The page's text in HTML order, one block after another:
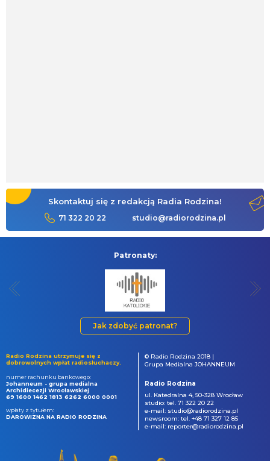
Skontaktuj się z redakcją Radia Rodzina!
71 322 20 22 studio@radiorodzina.pl
Patronaty:
Jak zdobyć patronat?
Radio Rodzina utrzymuje się z
dobrowolnych wpłat radiosłuchaczy.
numer rachunku bankowego:
Johanneum - grupa medialna
Archidiecezji Wrocławskiej
69 1600 1462 1813 6262 6000 0001
wpłaty z tytułem:
DAROWIZNA NA RADIO RODZINA
© Radio Rodzina 2018 |
Grupa Medialna JOHANNEUM
Radio Rodzina
ul. Katedralna 4, 50-328 Wrocław
studio: tel. 71 322 20 22
e-mail: studio@radiorodzina.pl
newsroom: tel. +48 71 327 12 85
e-mail: reporter@radiorodzina.pl